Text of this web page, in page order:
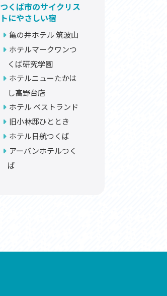
つくば市のサイクリス
トにやさしい宿
亀の井ホテル 筑波山
ホテルマークワンつ
くば研究学園
ホテルニューたかは
し高野台店
ホテル ベストランド
旧小林邸ひととき
ホテル日航つくば
アーバンホテルつく
ば